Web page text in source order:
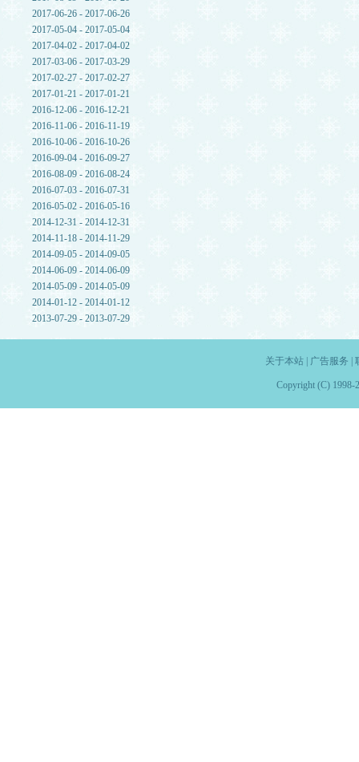
2017-06-26 - 2017-06-26
2017-05-04 - 2017-05-04
2017-04-02 - 2017-04-02
2017-03-06 - 2017-03-29
2017-02-27 - 2017-02-27
2017-01-21 - 2017-01-21
2016-12-06 - 2016-12-21
2016-11-06 - 2016-11-19
2016-10-06 - 2016-10-26
2016-09-04 - 2016-09-27
2016-08-09 - 2016-08-24
2016-07-03 - 2016-07-31
2016-05-02 - 2016-05-16
2014-12-31 - 2014-12-31
2014-11-18 - 2014-11-29
2014-09-05 - 2014-09-05
2014-06-09 - 2014-06-09
2014-05-09 - 2014-05-09
2014-01-12 - 2014-01-12
2013-07-29 - 2013-07-29
关于本站| 广告服务
Copyright (C) 1998-